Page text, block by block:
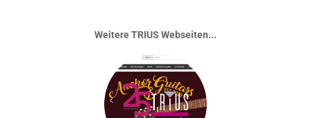
Weitere TRIUS Webseiten...